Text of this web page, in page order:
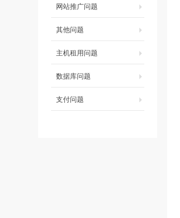
网站推广问题
其他问题
主机租用问题
数据库问题
支付问题